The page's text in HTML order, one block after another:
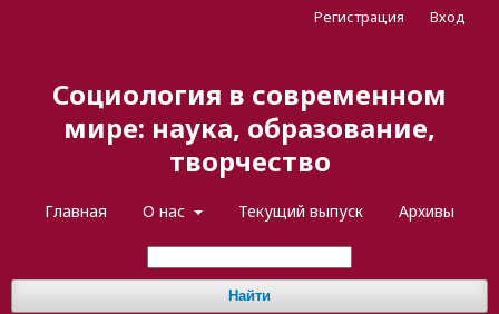
Социология в современном
мире: наука, образование,
творчество
Главная О нас Текущий выпуск Архивы
Найти
Регистрация Вход